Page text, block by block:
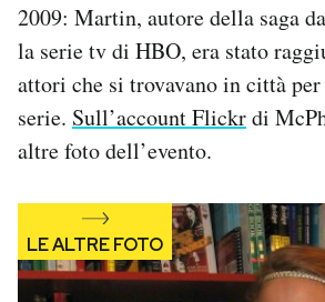
2009: Martin, autore della saga
la serie tv di HBO, era stato
attori che si trovavano in città
serie. Sull’account Flickrdi
altre foto dell’evento.